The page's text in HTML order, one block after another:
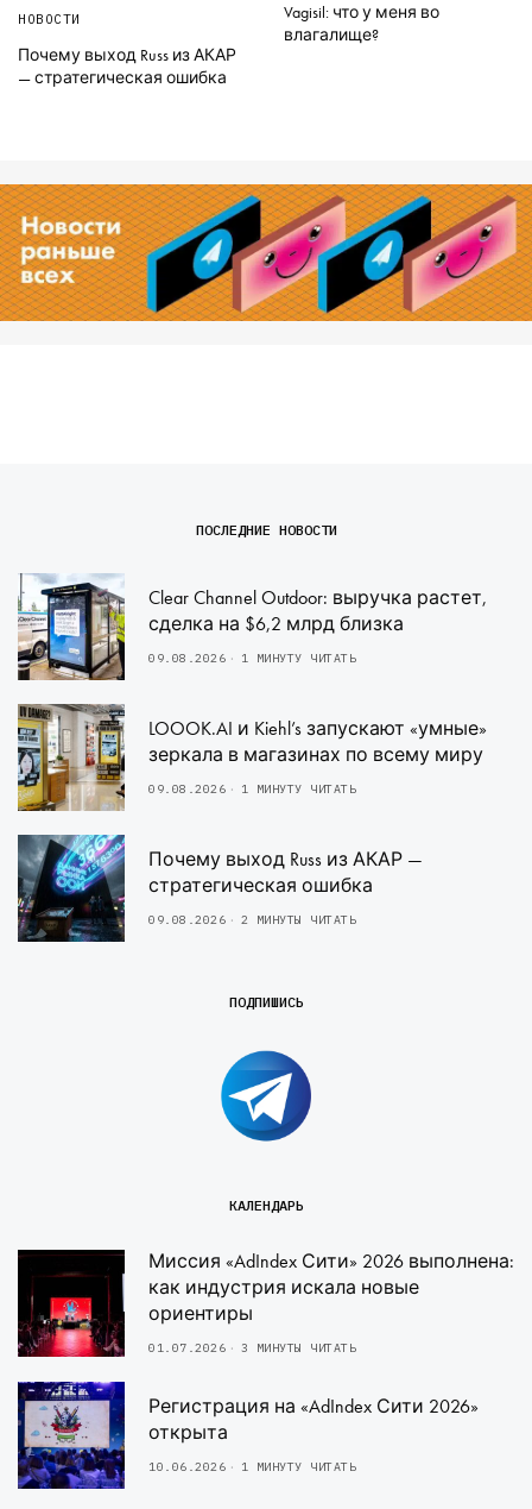
НОВОСТИ
Почему выход Russ из АКАР
— стратегическая ошибка
Vagisil: что у меня во
влагалище?
ПОСЛЕДНИЕ НОВОСТИ
Clear Channel Outdoor: выручка растет,
сделка на $6,2 млрд близка
09.08.2026 1 МИНУТУ ЧИТАТЬ
LOOOK.AI и Kiehl’s запускают «умные»
зеркала в магазинах по всему миру
09.08.2026 1 МИНУТУ ЧИТАТЬ
Почему выход Russ из АКАР —
стратегическая ошибка
09.08.2026 2 МИНУТЫ ЧИТАТЬ
ПОДПИШИСЬ
КАЛЕНДАРЬ
Миссия «AdIndex Сити» 2026 выполнена:
как индустрия искала новые
ориентиры
01.07.2026 3 МИНУТЫ ЧИТАТЬ
Регистрация на «AdIndex Сити 2026»
открыта
10.06.2026 1 МИНУТУ ЧИТАТЬ